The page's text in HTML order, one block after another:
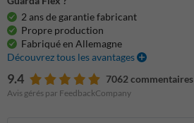
2 ans de garantie fabricant
Propre production
Fabriqué en Allemagne
Découvrez tous les avantages
9.4 7062 commentaires
Avis gérés par FeedbackCompany